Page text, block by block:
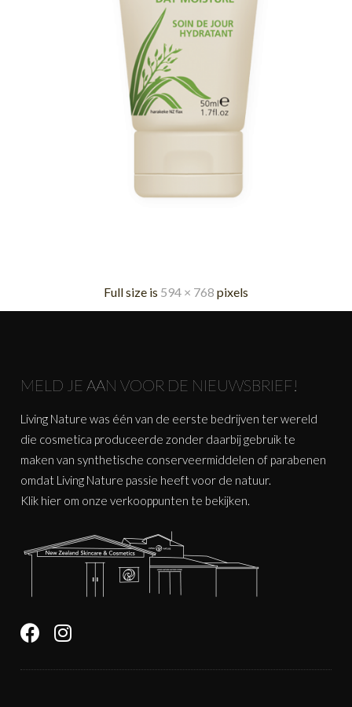
Full size is 594 × 768 pixels
MELD JE AAN VOOR DE NIEUWSBRIEF!
Living Nature was één van de eerste bedrijven ter wereld
die cosmetica produceerde zonder daarbij gebruik te
maken van synthetische conserveermiddelen of parabenen
omdat Living Nature passie heeft voor de natuur.
Klik hier om onze verkooppunten te bekijken.